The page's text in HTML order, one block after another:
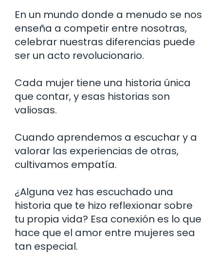
En un mundo donde a menudo se nos
enseña a competir entre nosotras,
celebrar nuestras diferencias puede
ser un acto revolucionario.
Cada mujer tiene una historia única
que contar, y esas historias son
valiosas.
Cuando aprendemos a escuchar y a
valorar las experiencias de otras,
cultivamos empatía.
¿Alguna vez has escuchado una
historia que te hizo reflexionar sobre
tu propia vida? Esa conexión es lo que
hace que el amor entre mujeres sea
tan especial.